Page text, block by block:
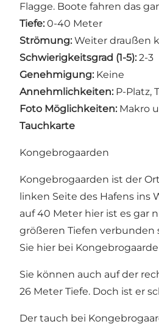
Flagge. Boote fahren das
Tiefe: 0-40 Meter
Strömung: Weiter draußen
Schwierigkeitsgrad (1-5): 2-3
Genehmigung: Keine
Annehmlichkeiten: P-Platz,
Foto Möglichkeiten: Makro
Tauchkarte
Kongebrogaarden
Kongebrogaarden ist der
linken Seite des Hafens ins
auf 40 Meter hier ist es gar
größeren Tiefen verbunden
Sie hier bei
Sie können auch auf der
26 Meter Tiefe. Doch ist er
Der tauch bei